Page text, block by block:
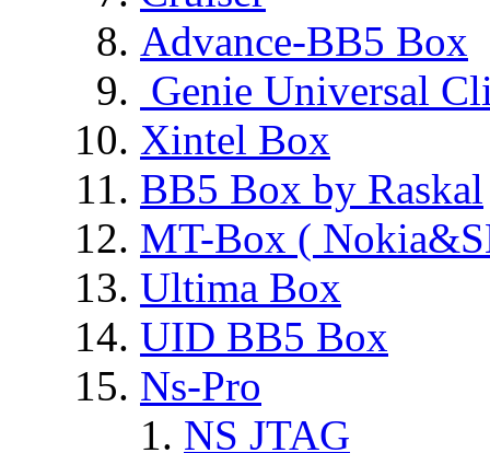
Advance-BB5 Box
Genie Universal
Xintel Box
BB5 Box by Raskal
MT-Box (
Ultima Box
UID BB5 Box
Ns-Pro
NS JTAG